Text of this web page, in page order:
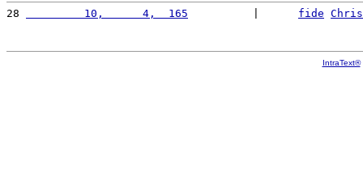
28
         10,      4,  165
fide
IntraText®